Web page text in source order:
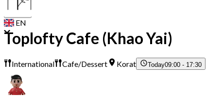
Join
EN
Toplofty Cafe (Khao Yai)
International Cafe/Dessert Korat Today09:00 - 17:30